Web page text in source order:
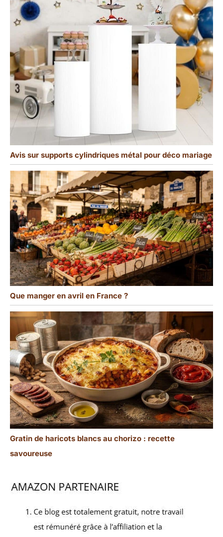
Avis sur supports cylindriques métal pour déco mariage
Que manger en avril en France ?
Gratin de haricots blancs au chorizo : recette
savoureuse